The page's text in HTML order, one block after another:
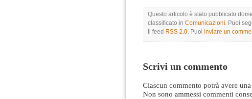
Questo articolo è stato pubblicato
classificato in Comunicazioni. Puoi
il feed RSS 2.0. Puoi inviare un
Scrivi un commento
Ciascun commento potrà avere
Non sono ammessi commenti